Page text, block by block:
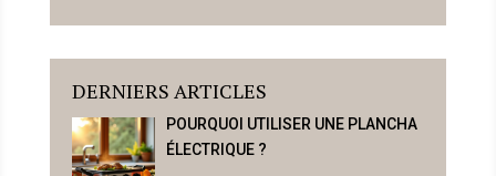
DERNIERS ARTICLES
POURQUOI UTILISER UNE PLANCHA
ÉLECTRIQUE ?